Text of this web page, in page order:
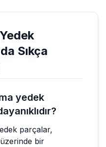
Sıkça
yedek
parçalar,
bir